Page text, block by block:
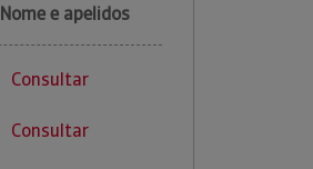
Nome e apelidos
Consultar
Consultar